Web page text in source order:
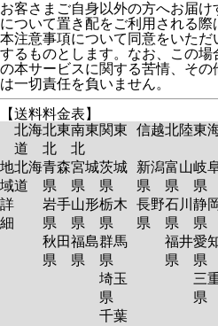
お客さまご自身以外の方へお届け
について置き配をご利用される
本注意事項について同意をいただ
するものとします。なお、この
の本サービスに関する苦情、そ
は一切責任を負いません。
【送料料金表】
北海
道
北東
北
南東
北
関東 信越北陸東
地
域
詳
細
北海
道
青森
県
岩手
県
秋田
県
宮城
県
山形
県
福島
県
茨城
県
栃木
県
群馬
県
埼玉
県
千葉
新潟
県
長野
県
富山
県
石川
県
福井
県
岐
県
静
県
愛
県
三
県